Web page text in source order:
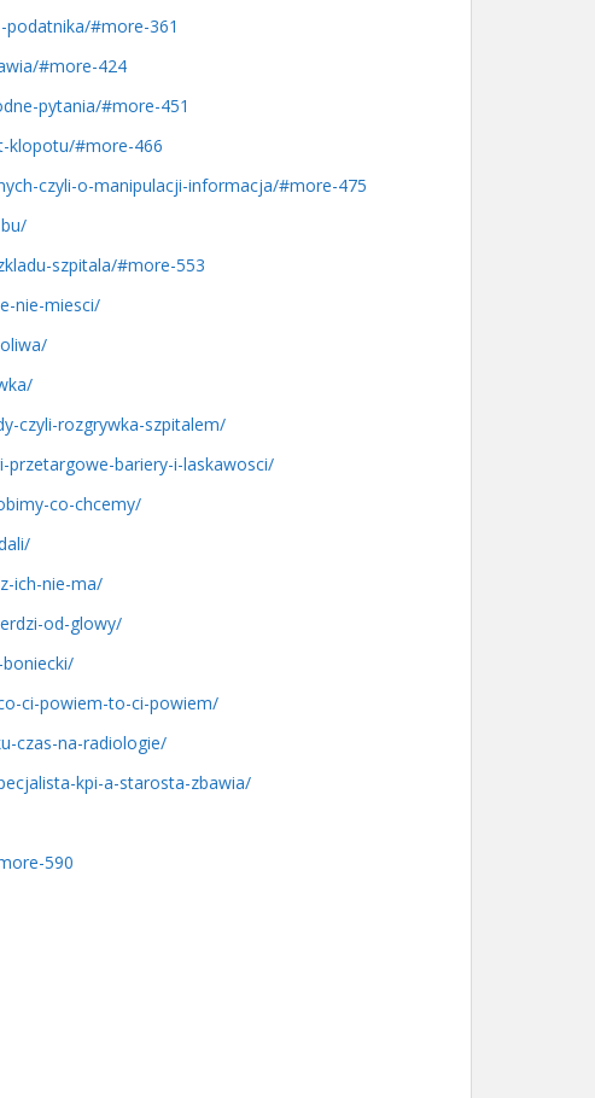
#more-361
#more-424
pytania/#more-451
klopotu/#more-466
czyli-o-manipulacji-informacja/#more-475
szpitala/#more-553
nie-miesci/
czyli-rozgrywka-szpitalem/
bariery-i-laskawosci/
co-chcemy/
ich-nie-ma/
od-glowy/
ci-powiem-to-ci-powiem/
czas-na-radiologie/
kpi-a-starosta-zbawia/
590